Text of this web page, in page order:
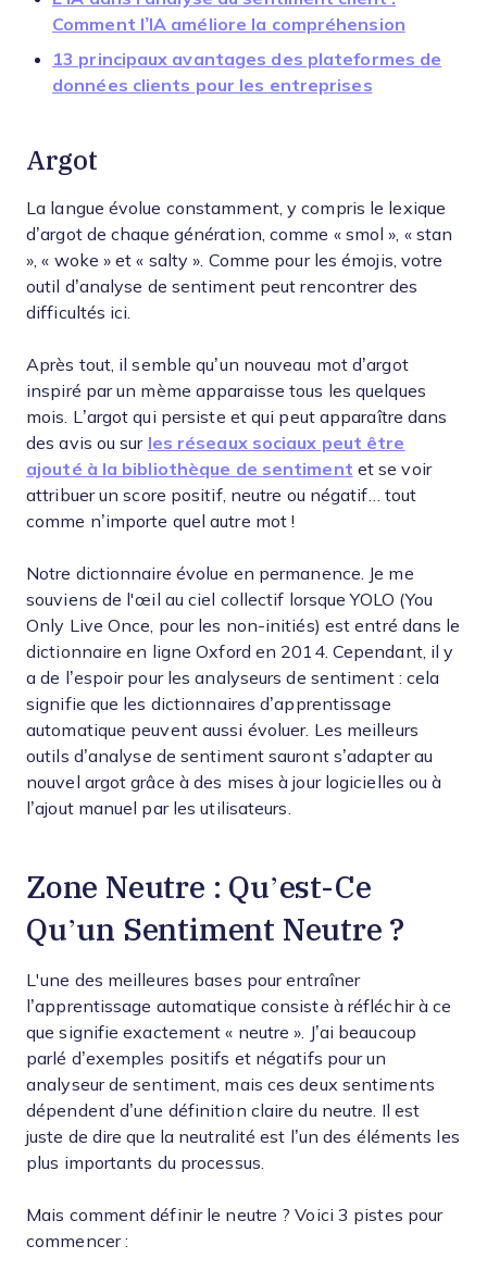
Comment l’IA améliore la compréhension
13 principaux avantages des plateformes de
données clients pour les entreprises
Argot
La langue évolue constamment, y compris le lexique
d’argot de chaque génération, comme « smol », « stan
», « woke » et « salty ». Comme pour les émojis, votre
outil d’analyse de sentiment peut rencontrer des
difficultés ici.
Après tout, il semble qu’un nouveau mot d’argot
inspiré par un mème apparaisse tous les quelques
mois. L’argot qui persiste et qui peut apparaître dans
des avis ou sur les réseaux sociaux peut être
ajouté à la bibliothèque de sentiment et se voir
attribuer un score positif, neutre ou négatif… tout
comme n’importe quel autre mot !
Notre dictionnaire évolue en permanence. Je me
souviens de l'œil au ciel collectif lorsque YOLO (You
Only Live Once, pour les non-initiés) est entré dans le
dictionnaire en ligne Oxford en 2014. Cependant, il y
a de l’espoir pour les analyseurs de sentiment : cela
signifie que les dictionnaires d’apprentissage
automatique peuvent aussi évoluer. Les meilleurs
outils d’analyse de sentiment sauront s’adapter au
nouvel argot grâce à des mises à jour logicielles ou à
l’ajout manuel par les utilisateurs.
Zone Neutre : Qu’est-Ce
Qu’un Sentiment Neutre ?
L'une des meilleures bases pour entraîner
l’apprentissage automatique consiste à réfléchir à ce
que signifie exactement « neutre ». J’ai beaucoup
parlé d’exemples positifs et négatifs pour un
analyseur de sentiment, mais ces deux sentiments
dépendent d’une définition claire du neutre. Il est
juste de dire que la neutralité est l’un des éléments les
plus importants du processus.
Mais comment définir le neutre ? Voici 3 pistes pour
commencer :